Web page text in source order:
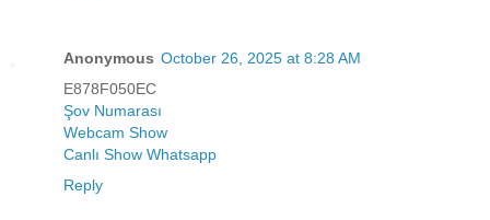
Anonymous October 26, 2025 at 8:28 AM
E878F050EC
Şov Numarası
Webcam Show
Canlı Show Whatsapp
Reply